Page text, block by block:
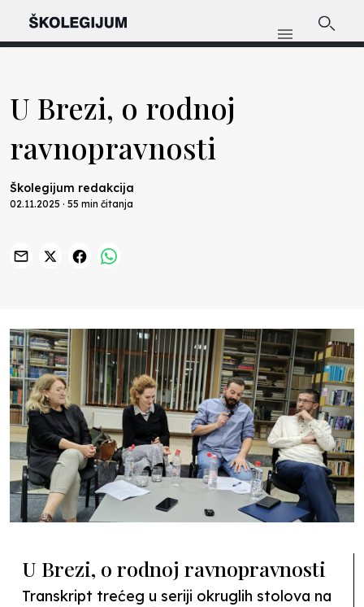
U Brezi, o rodnoj
ravnopravnosti
Školegijum redakcija
02.11.2025 · 55 min čitanja
U Brezi, o rodnoj ravnopravnosti
Transkript trećeg u seriji okruglih stolova na